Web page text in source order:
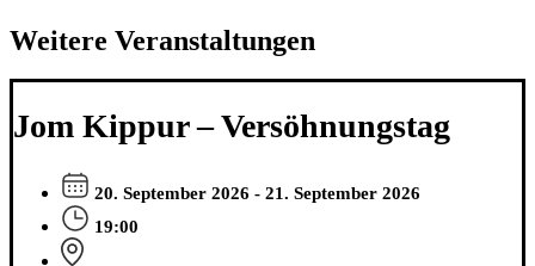
Weitere Veranstaltungen
Jom Kippur – Versöhnungstag
20. September 2026 - 21. September 2026
19:00